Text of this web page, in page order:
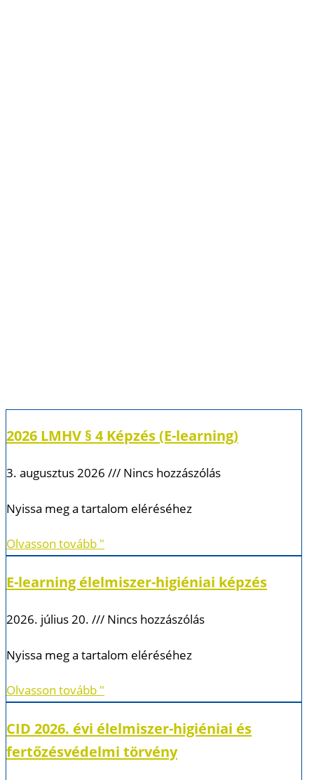
2026 LMHV § 4 Képzés (E-learning)
3. augusztus 2026 Nincs hozzászólás
Nyissa meg a tartalom eléréséhez
Olvasson tovább "
E-learning élelmiszer-higiéniai képzés
2026. július 20. Nincs hozzászólás
Nyissa meg a tartalom eléréséhez
Olvasson tovább "
CID 2026. évi élelmiszer-higiéniai és
fertőzésvédelmi törvény